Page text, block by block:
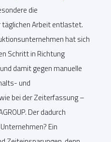
die
täglichen Arbeit entlastet.
hat sich
Schritt in Richtung
damit gegen manuelle
und
bei der Zeiterfassung –
Der dadurch
Ein